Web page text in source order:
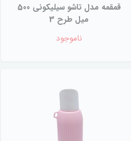
قمقمه مدل تاشو سیلیکونی 500
میل طرح 3
ناموجود